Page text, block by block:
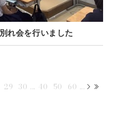
れ会を行いました
29 30 ... 40 50 60 ...